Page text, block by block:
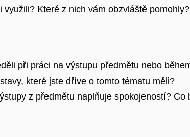
využili? Které z nich vám obzvláště pomohly?
při práci na výstupu předmětu nebo
které jste dříve o tomto tématu měli?
z předmětu naplňuje spokojeností? Co